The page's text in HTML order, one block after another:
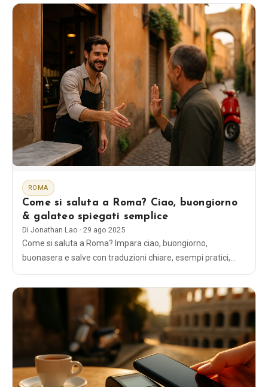
sera.
ROMA
Come si saluta a Roma? Ciao, buongiorno
& galateo spiegati semplice
Di Jonathan Lao · 29 ago 2025
Come si saluta a Roma? Impara ciao, buongiorno,
buonasera e salve con traduzioni chiare, esempi pratici,